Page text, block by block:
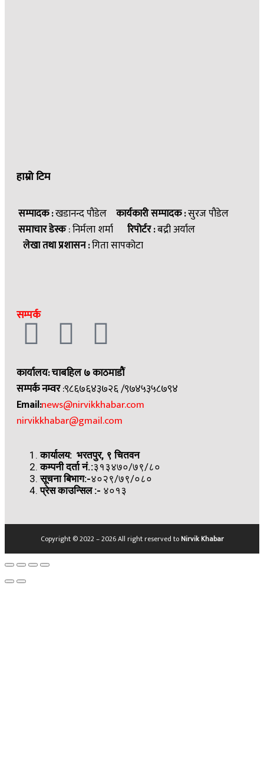
हाम्रो टिम
सम्पादक :खडानन्द पौडेल कार्यकारी सम्पादक :सुरज पौडेल
समाचार डेस्क: निर्मला शर्मा रिपोर्टर :बद्री अर्याल
लेखा तथा प्रशासन :गिता सापकोटा
सम्पर्क
कार्यालय: चाबहिल ७ काठमाडौं
सम्पर्क नम्वर:९८६७६४३७२६ /९७४५३५८७९४
Email:news@nirvikkhabar.com
nirvikkhabar@gmail.com
कार्यालय: भरतपुर, ९ चितवन
कम्पनी दर्ता नं.:३१३४७०/७९/८०
सूचना बिभाग:-४०२९/७९/०८०
प्रेस काउन्सिल:- ४०१३
Copyright © 2022 – 2026 All right reserved toNirvik Khabar